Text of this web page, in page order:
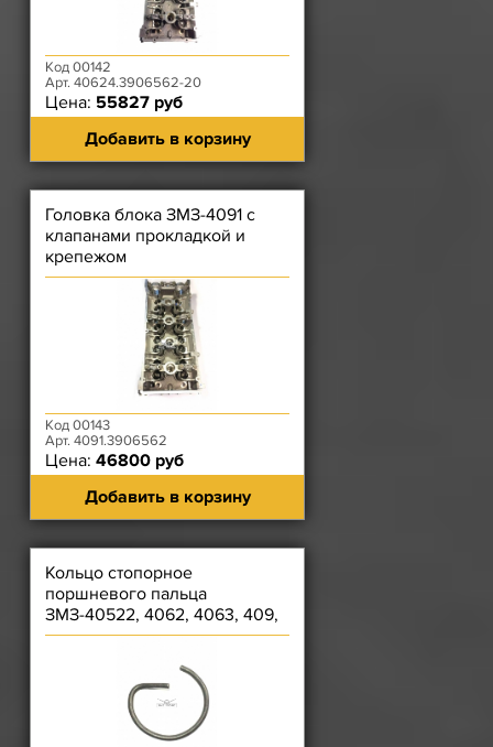
Код 00142
Арт. 40624.3906562-20
Цена: 55827 руб
Добавить в корзину
Головка блока ЗМЗ-4091 с
клапанами прокладкой и
крепежом
Код 00143
Арт. 4091.3906562
Цена: 46800 руб
Добавить в корзину
Кольцо стопорное
поршневого пальца
ЗМЗ-40522, 4062, 4063, 409,
40524, 40525, 40904